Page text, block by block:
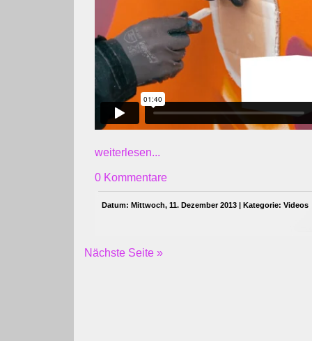
weiterlesen...
0 Kommentare
Datum: Mittwoch, 11. Dezember 2013 | Kategorie: Videos
Nächste Seite »